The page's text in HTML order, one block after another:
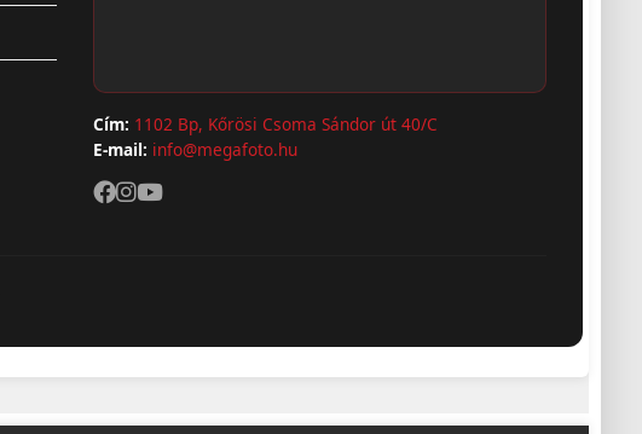
Cím: 1102 Bp, Kőrösi Csoma Sándor út 40/C
E-mail: info@megafoto.hu